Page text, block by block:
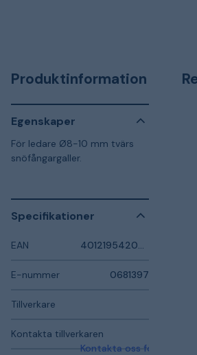
Produktinformation
Egenskaper
För ledare Ø8-10 mm tvärs
snöfångargaller.
Specifikationer
EAN 4012195420316
E-nummer 0681397
Tillverkare
Kontakta tillverkaren
Kontakta oss för mer